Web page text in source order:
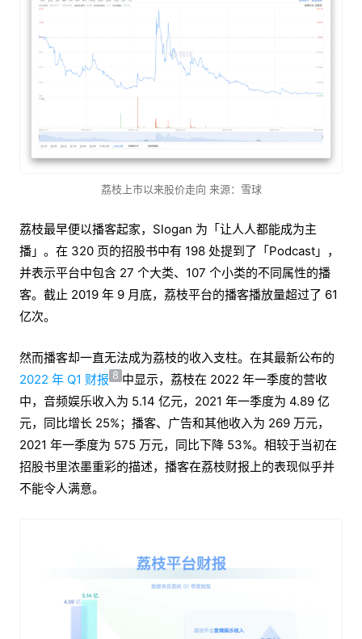
荔枝上市以来股价走向 来源：雪球
荔枝最早便以播客起家，Slogan 为「让人人都能成为主
播」。在 320 页的招股书中有 198 处提到了「Podcast」，
并表示平台中包含 27 个大类、107 个小类的不同属性的播
客。截止 2019 年 9 月底，荔枝平台的播客播放量超过了 61
亿次。
然而播客却一直无法成为荔枝的收入支柱。在其最新公布的
2022 年 Q1 财报 8 中显示，荔枝在 2022 年一季度的营收
中，音频娱乐收入为 5.14 亿元，2021 年一季度为 4.89 亿
元，同比增长 25%；播客、广告和其他收入为 269 万元，
2021 年一季度为 575 万元，同比下降 53%。相较于当初在
招股书里浓墨重彩的描述，播客在荔枝财报上的表现似乎并
不能令人满意。